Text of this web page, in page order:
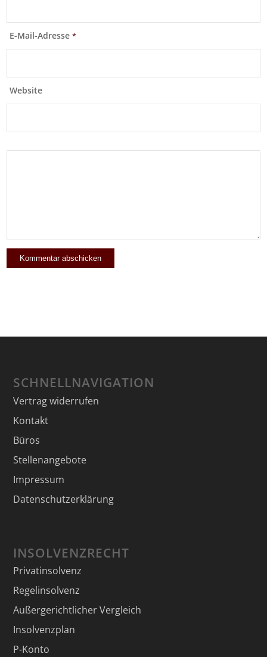
E-Mail-Adresse*
Website
SCHNELLNAVIGATION
Vertrag widerrufen
Kontakt
Büros
Stellenangebote
Impressum
Datenschutzerklärung
INSOLVENZRECHT
Privatinsolvenz
Regelinsolvenz
Außergerichtlicher Vergleich
Insolvenzplan
P-Konto